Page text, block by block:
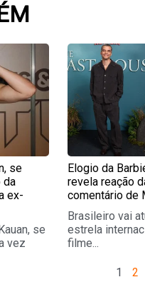
se
da
ex-
se
vez
Elogio da
revela reação
comentário de
Brasileiro vai
estrela
filme...
Page
1 2